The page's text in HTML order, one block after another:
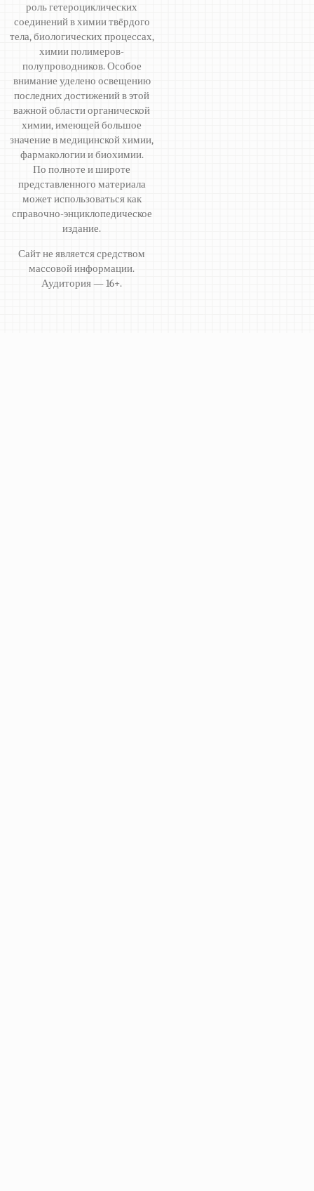
роль гетероциклических
соединений в химии твёрдого
тела, биологических процессах,
химии полимеров-
полупроводников. Особое
внимание уделено освещению
последних достижений в этой
важной области органической
химии, имеющей большое
значение в медицинской химии,
фармакологии и биохимии.
По полноте и широте
представленного материала
может использоваться как
справочно-энциклопедическое
издание.
Сайт не является средством
массовой информации.
Аудитория — 16+.